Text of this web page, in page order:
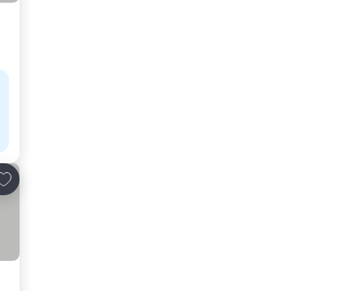
suosikkeihin